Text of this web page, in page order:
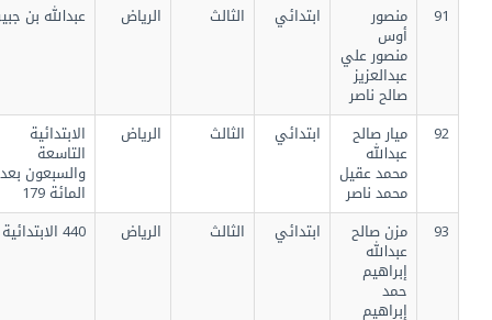
منصور
أوس
منصور علي
عبدالعزيز
صالح ناصر
ابتدائي الثالث الرياض عبدالله بن جبير
ميار صالح
عبدالله
محمد عقيل
محمد ناصر
ابتدائي الثالث الرياض الابتدائية
التاسعة
والسبعون بعد
المائة 179
مزن صالح
عبدالله
إبراهيم
إبراهيم
ابتدائي الثالث الرياض